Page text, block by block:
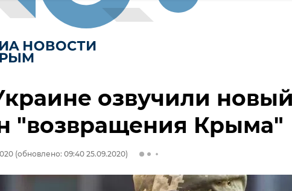
озвучили
"возвращения Крыма"
(обновлено: 09:40 25.09.2020)